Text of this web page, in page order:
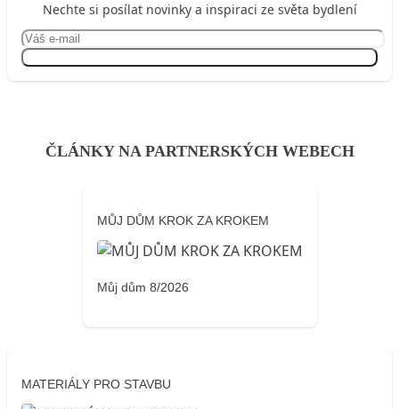
Nechte si posílat novinky a inspiraci ze světa bydlení
ČLÁNKY NA PARTNERSKÝCH WEBECH
MŮJ DŮM KROK ZA KROKEM
Můj dům 8/2026
MATERIÁLY PRO STAVBU